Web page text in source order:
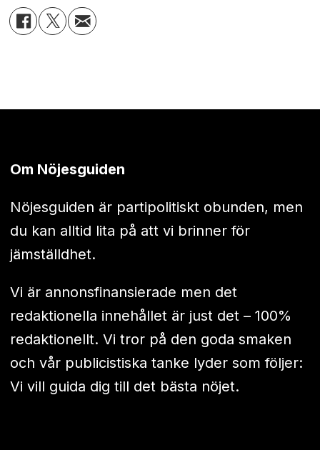
Om Nöjesguiden
Nöjesguiden är partipolitiskt obunden, men
du kan alltid lita på att vi brinner för
jämställdhet.
Vi är annonsfinansierade men det
redaktionella innehållet är just det – 100%
redaktionellt. Vi tror på den goda smaken
och vår publicistiska tanke lyder som följer:
Vi vill guida dig till det bästa nöjet.